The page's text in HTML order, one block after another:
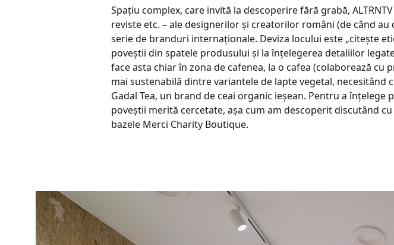
Spațiu complex, care invită la descoperire fără grabă,
reviste etc. – ale designerilor și creatorilor români (de când
serie de branduri internaționale. Deviza locului este „citește
poveștii din spatele produsului și la înțelegerea detaliilor
face asta chiar în zona de cafenea, la o cafea (colaborează cu
mai sustenabilă dintre variantele de lapte vegetal, necesitând
Gadal Tea, un brand de ceai organic ieșean. Pentru a
poveștii merită cercetate, așa cum am descoperit discutând
bazele Merci Charity Boutique.